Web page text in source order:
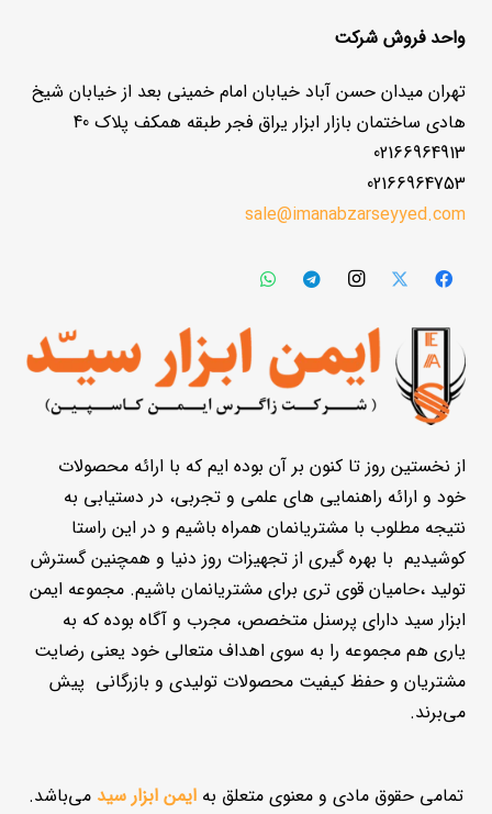
واحد فروش شرکت
تهران میدان حسن آباد خیابان امام خمینی بعد از خیابان شیخ
هادی ساختمان بازار ابزار یراق فجر طبقه همکف پلاک 40
02166964913
02166964753
sale@imanabzarseyyed.com
از نخستین روز تا کنون بر آن بوده ایم که با ارائه محصولات
خود و ارائه راهنمایی های علمی و تجربی، در دستیابی به
نتیجه مطلوب با مشتریانمان همراه باشیم و در این راستا
کوشیدیم با بهره گیری از تجهیزات روز دنیا و همچنین گسترش
تولید ،حامیان قوی تری برای مشتریانمان باشیم. مجموعه ایمن
ابزار سید دارای پرسنل متخصص، مجرب و آگاه بوده که به
یاری هم مجموعه را به سوی اهداف متعالی خود یعنی رضایت
مشتریان و حفظ کیفیت محصولات تولیدی و بازرگانی پیش
می‌برند.
تمامی حقوق مادی و معنوی متعلق به ایمن ابزار سید می‌باشد.